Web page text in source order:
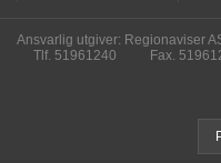
Ansvarlig utgiver: Regionaviser
Tlf. 51961240
Fax.